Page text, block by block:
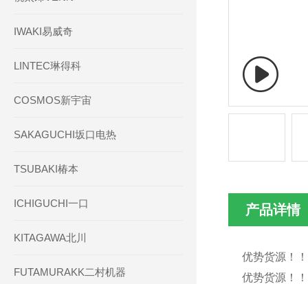
IWAKI易威奇
LINTEC琳得科
COSMOS新宇宙
SAKAGUCHI坂口电热
TSUBAKI椿本
ICHIGUCHI一口
KITAGAWA北川
FUTAMURAKK二村机器
产品详情
优势货源！
优势货源！